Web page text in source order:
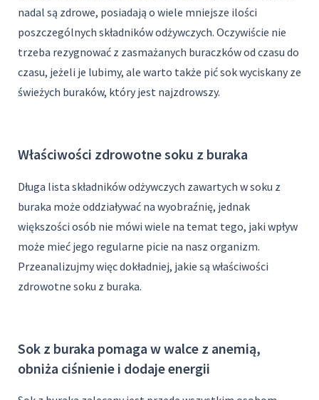
nadal są zdrowe, posiadają o wiele mniejsze ilości
poszczególnych składników odżywczych. Oczywiście nie
trzeba rezygnować z zasmażanych buraczków od czasu do
czasu, jeżeli je lubimy, ale warto także pić sok wyciskany ze
świeżych buraków, który jest najzdrowszy.
Właściwości zdrowotne soku z buraka
Długa lista składników odżywczych zawartych w soku z
buraka może oddziaływać na wyobraźnię, jednak
większości osób nie mówi wiele na temat tego, jaki wpływ
może mieć jego regularne picie na nasz organizm.
Przeanalizujmy więc dokładniej, jakie są właściwości
zdrowotne soku z buraka.
Sok z buraka pomaga w walce z anemią,
obniża ciśnienie i dodaje energii